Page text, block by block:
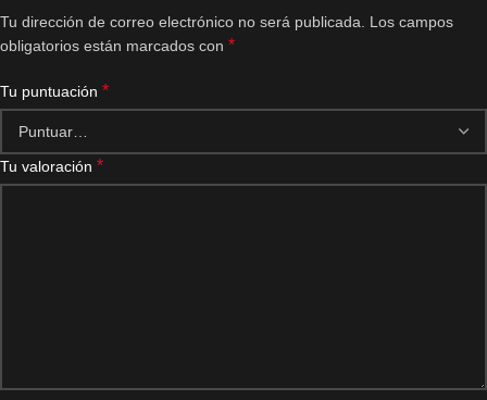
Tu dirección de correo electrónico no será publicada. Los campos
obligatorios están marcados con *
Tu puntuación *
Tu valoración *